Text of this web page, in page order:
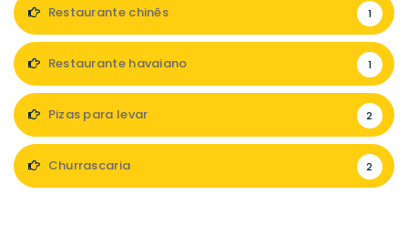
Restaurante chinês 1
Restaurante havaiano 1
Pizas para levar 2
Churrascaria 2